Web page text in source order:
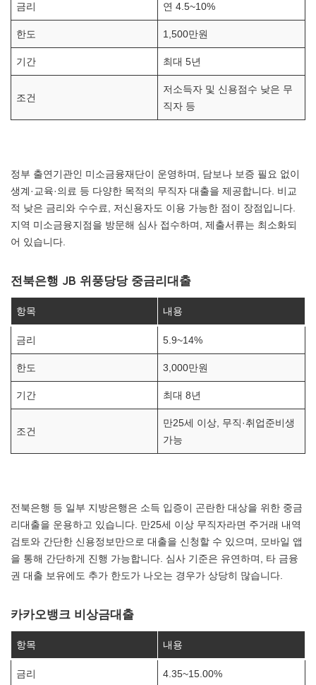
금리 연 4.5~10%
한도 1,500만원
기간 최대 5년
조건
저소득자 및 신용점수 낮은 무
직자 등
정부 출연기관인 미소금융재단이 운영하며, 담보나 보증 필요 없이
생계·교육·의료 등 다양한 목적의 무직자 대출을 제공합니다. 비교
적 낮은 금리와 수수료, 저신용자도 이용 가능한 점이 장점입니다.
지역 미소금융지점을 방문해 심사 접수하며, 제출서류는 최소화되
어 있습니다.
전북은행 JB 위풍당당 중금리대출
항목 내용
금리 5.9~14%
한도 3,000만원
기간 최대 8년
조건
만25세 이상, 무직·취업준비생
가능
전북은행 등 일부 지방은행은 소득 입증이 곤란한 대상을 위한 중금
리대출을 운용하고 있습니다. 만25세 이상 무직자라면 주거래 내역
검토와 간단한 신용정보만으로 대출을 신청할 수 있으며, 모바일 앱
을 통해 간단하게 진행 가능합니다. 심사 기준은 유연하며, 타 금융
권 대출 보유에도 추가 한도가 나오는 경우가 상당히 많습니다.
카카오뱅크 비상금대출
항목 내용
금리 4.35~15.00%